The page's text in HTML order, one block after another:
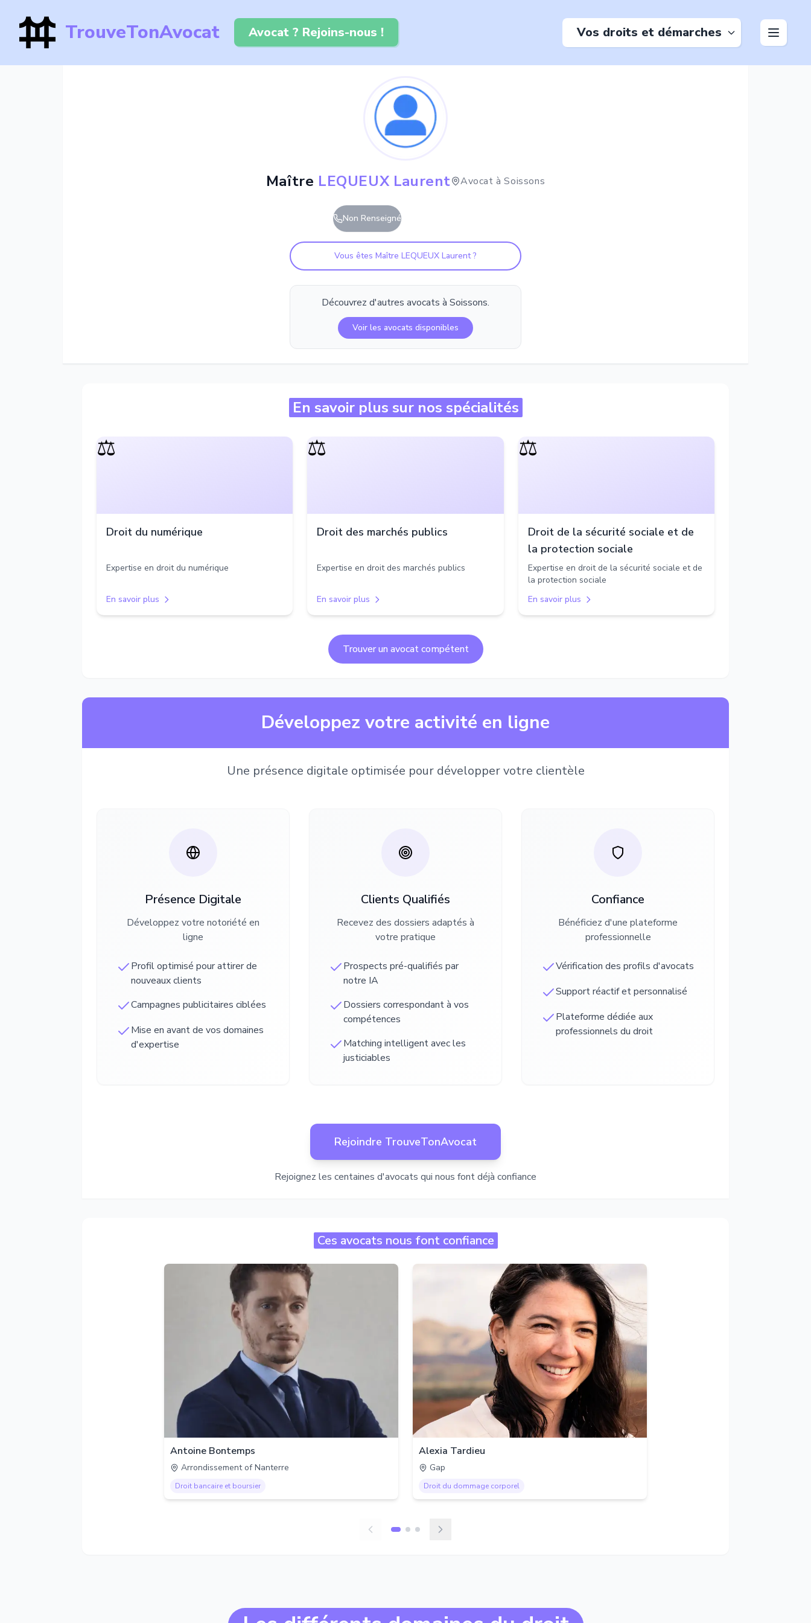
TrouveTonAvocat Avocat ? Rejoins-nous ! Vos droits et démarches
Maître LEQUEUX Laurent Avocat àSoissons
Non Renseigné
Vous êtes Maître LEQUEUX Laurent?
Découvrez d'autres avocats à Soissons.
Voir les avocats disponibles
En savoir plus sur nos spécialités
⚖️
Droit du numérique
Expertise en droit du numérique
En savoir plus
⚖️
Droit des marchés publics
Expertise en droit des marchés publics
En savoir plus
⚖️
Droit de la sécurité sociale et de
la protection sociale
Expertise en droit de la sécurité sociale et de
la protection sociale
En savoir plus
Trouver un avocat compétent
Développez votre activité en ligne
Une présence digitale optimisée pour développer votre clientèle
Présence Digitale
Développez votre notoriété en
ligne
Profil optimisé pour attirer de
nouveaux clients
Campagnes publicitaires ciblées
Mise en avant de vos domaines
d'expertise
Clients Qualifiés
Recevez des dossiers adaptés à
votre pratique
Prospects pré-qualifiés par
notre IA
Dossiers correspondant à vos
compétences
Matching intelligent avec les
justiciables
Confiance
Bénéficiez d'une plateforme
professionnelle
Vérification des profils d'avocats
Support réactif et personnalisé
Plateforme dédiée aux
professionnels du droit
Rejoindre TrouveTonAvocat
Rejoignez les centaines d'avocats qui nous font déjà confiance
Ces avocats nous font confiance
Antoine Bontemps
Arrondissement of Nanterre
Droit bancaire et boursier
Alexia Tardieu
Gap
Droit du dommage corporel